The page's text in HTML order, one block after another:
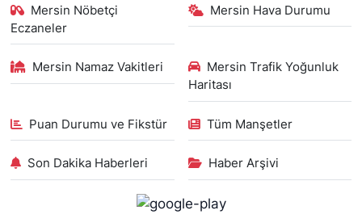
Mersin Nöbetçi
Eczaneler
Mersin Hava Durumu
Mersin Namaz Vakitleri
Mersin Trafik Yoğunluk
Haritası
Puan Durumu ve Fikstür Tüm Manşetler
Son Dakika Haberleri Haber Arşivi